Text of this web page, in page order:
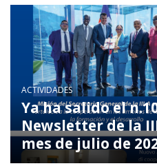
Becas
Partnership
COOPERACIÓN
Patrimonio cultural
Empoderamiento
ACTIVIDADES
Ya ha salido el
Newsletter de la
mes de julio de